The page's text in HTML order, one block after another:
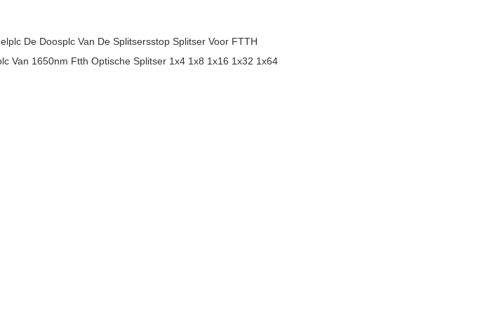
De Doosplc Van De Splitsersstop Splitser Voor FTTH
Van 1650nm Ftth Optische Splitser 1x4 1x8 1x16 1x32 1x64